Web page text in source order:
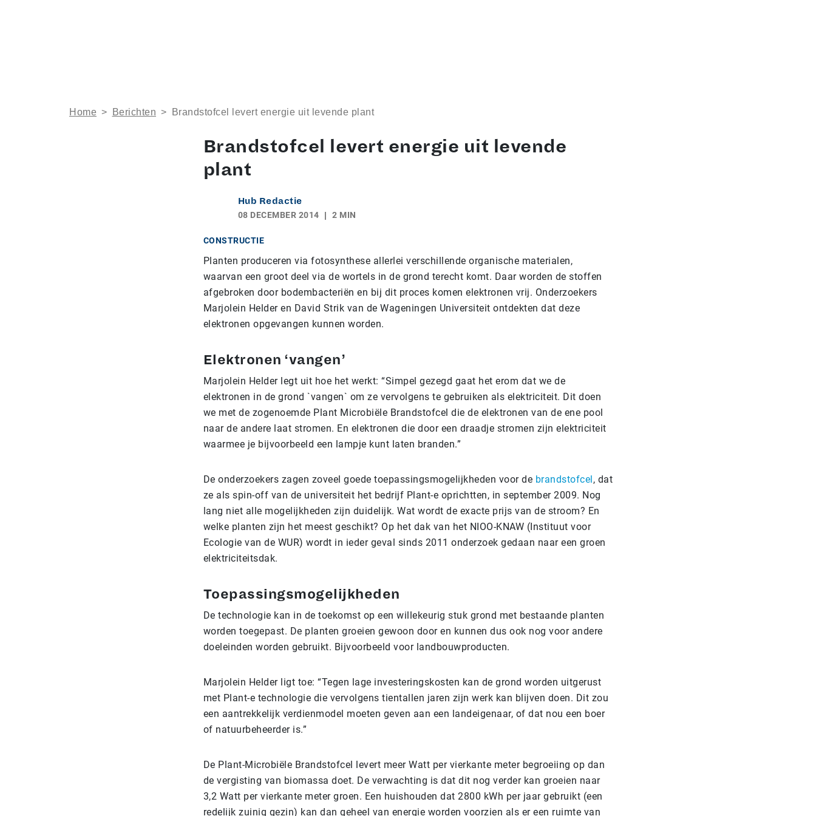
Home > Berichten > Brandstofcel levert energie uit levende plant
Brandstofcel levert energie uit levende
plant
Hub Redactie
08 DECEMBER 2014
2 MIN
CONSTRUCTIE
Planten produceren via fotosynthese allerlei verschillende organische materialen,
waarvan een groot deel via de wortels in de grond terecht komt. Daar worden de stoffen
afgebroken door bodembacteriën en bij dit proces komen elektronen vrij. Onderzoekers
Marjolein Helder en David Strik van de Wageningen Universiteit ontdekten dat deze
elektronen opgevangen kunnen worden.
Elektronen ‘vangen’
Marjolein Helder legt uit hoe het werkt: “Simpel gezegd gaat het erom dat we de
elektronen in de grond `vangen` om ze vervolgens te gebruiken als elektriciteit. Dit doen
we met de zogenoemde Plant Microbiële Brandstofcel die de elektronen van de ene pool
naar de andere laat stromen. En elektronen die door een draadje stromen zijn elektriciteit
waarmee je bijvoorbeeld een lampje kunt laten branden.”
De onderzoekers zagen zoveel goede toepassingsmogelijkheden voor de brandstofcel, dat
ze als spin-off van de universiteit het bedrijf Plant-e oprichtten, in september 2009. Nog
lang niet alle mogelijkheden zijn duidelijk. Wat wordt de exacte prijs van de stroom? En
welke planten zijn het meest geschikt? Op het dak van het NIOO-KNAW (Instituut voor
Ecologie van de WUR) wordt in ieder geval sinds 2011 onderzoek gedaan naar een groen
elektriciteitsdak.
Toepassingsmogelijkheden
De technologie kan in de toekomst op een willekeurig stuk grond met bestaande planten
worden toegepast. De planten groeien gewoon door en kunnen dus ook nog voor andere
doeleinden worden gebruikt. Bijvoorbeeld voor landbouwproducten.
Marjolein Helder ligt toe: “Tegen lage investeringskosten kan de grond worden uitgerust
met Plant-e technologie die vervolgens tientallen jaren zijn werk kan blijven doen. Dit zou
een aantrekkelijk verdienmodel moeten geven aan een landeigenaar, of dat nou een boer
of natuurbeheerder is.”
De Plant-Microbiële Brandstofcel levert meer Watt per vierkante meter begroeiing op dan
de vergisting van biomassa doet. De verwachting is dat dit nog verder kan groeien naar
3,2 Watt per vierkante meter groen. Een huishouden dat 2800 kWh per jaar gebruikt (een
redelijk zuinig gezin) kan dan geheel van energie worden voorzien als er een ruimte van